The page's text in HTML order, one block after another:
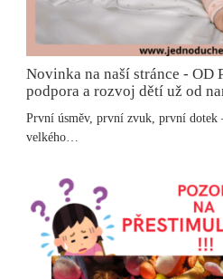
Novinka na naší stránce - OD
podpora a rozvoj dětí už od
První úsměv, první zvuk, první dotek
velkého…